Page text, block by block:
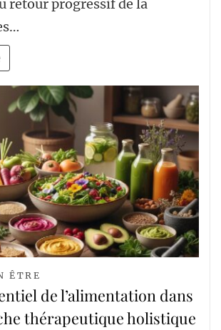
retour progressif de la
ÊTRE
de l’alimentation dans
thérapeutique holistique